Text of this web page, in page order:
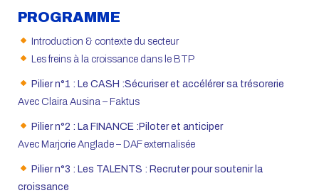
PROGRAMME
Introduction & contexte du secteur
Les freins à la croissance dans le BTP
Pilier n°1 : Le CASH :Sécuriser et accélérer sa trésorerie
Avec Claira Ausina – Faktus
Pilier n°2 : La FINANCE :Piloter et anticiper
Avec Marjorie Anglade – DAF externalisée
Pilier n°3 : Les TALENTS : Recruter pour soutenir la
croissance